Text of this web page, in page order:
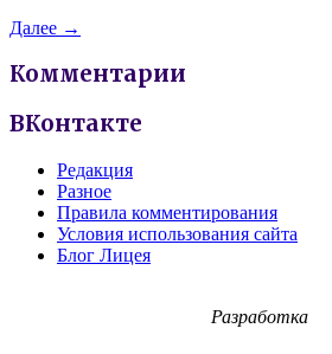
Далее →
Комментарии
ВКонтакте
Редакция
Разное
Правила комментирования
Условия использования сайта
Блог Лицея
Разработка